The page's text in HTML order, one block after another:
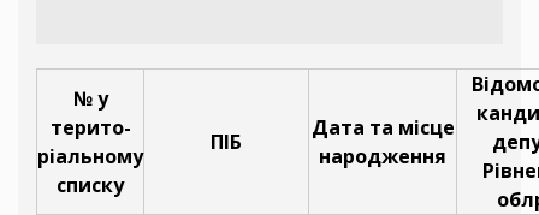
№ у
терито-
ріальному
списку
ПІБ
Дата та місце
народження